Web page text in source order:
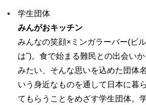
学生団体
みんがおキッチン
みんなの笑顔×ミンガラーバー(ビ
は")。食で始まる難民との出会い
みたい、そんな思いを込めた団体
いう身近なものを通して日本に暮
てもらうことをめざす学生団体。